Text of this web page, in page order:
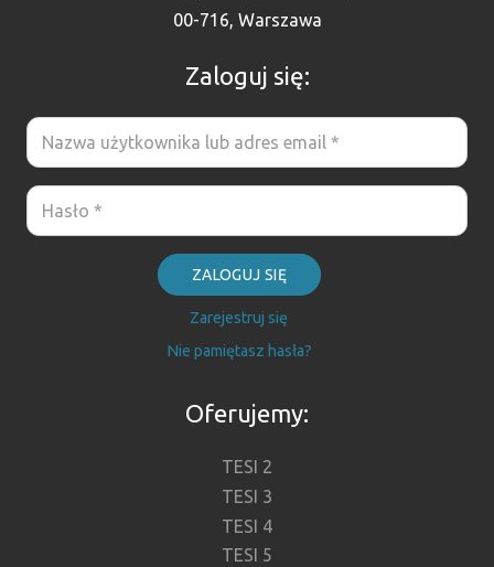
00-716, Warszawa
Zaloguj się:
ZALOGUJ SIĘ
Zarejestruj się
Nie pamiętasz hasła?
Oferujemy:
TESI 2
TESI 3
TESI 4
TESI 5